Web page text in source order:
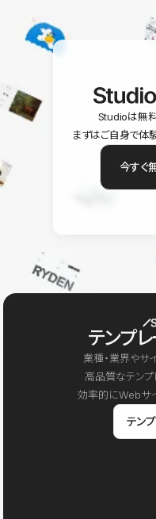
Studioは無料
まずはご自身で体
今すぐ
テンプ
業種・業界やサ
高品質なテンプ
効率的にWebサ
テン